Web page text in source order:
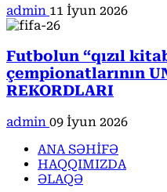
admin 11 İyun 2026
Futbolun “qızıl
çempionatlarının
REKORDLARI
admin 09 İyun 2026
ANA SƏHİFƏ
HAQQIMIZDA
ƏLAQƏ